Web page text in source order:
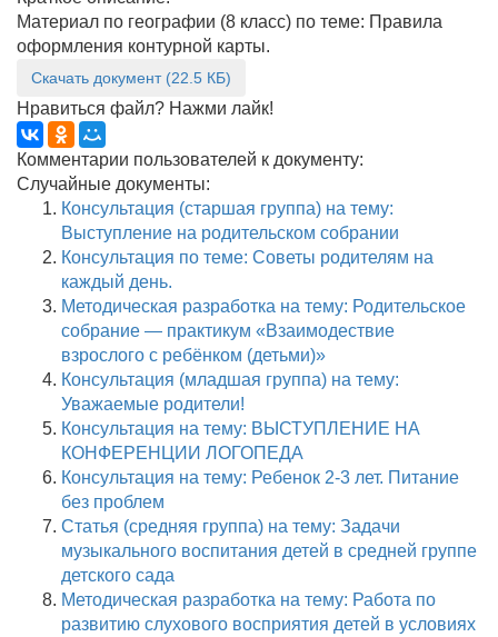
Материал по географии (8 класс) по теме: Правила
оформления контурной карты.
Скачать документ (22.5 КБ)
Нравиться файл? Нажми лайк!
Комментарии пользователей к документу:
Случайные документы:
Консультация (старшая группа) на тему:
Выступление на родительском собрании
Консультация по теме: Советы родителям на
каждый день.
Методическая разработка на тему: Родительское
собрание — практикум «Взаимодествие
взрослого с ребёнком (детьми)»
Консультация (младшая группа) на тему:
Уважаемые родители!
Консультация на тему: ВЫСТУПЛЕНИЕ НА
КОНФЕРЕНЦИИ ЛОГОПЕДА
Консультация на тему: Ребенок 2-3 лет. Питание
без проблем
Статья (средняя группа) на тему: Задачи
музыкального воспитания детей в средней группе
детского сада
Методическая разработка на тему: Работа по
развитию слухового восприятия детей в условиях